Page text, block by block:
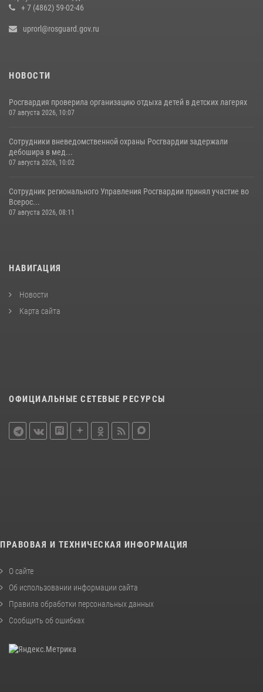
+ 7 (4862) 59-02-46
uprorl@rosguard.gov.ru
НОВОСТИ
Росгвардия проверила организацию отдыха детей в детских лагерях
07 августа 2026, 10:07
Сотрудники вневедомственной охраны Росгвардии задержали
дебошира в мед...
07 августа 2026, 10:02
Сотрудник регионального Управления Росгвардии принял участие во
Всерос...
07 августа 2026, 08:11
НАВИГАЦИЯ
Новости
Карта сайта
ОФИЦИАЛЬНЫЕ СЕТЕВЫЕ РЕСУРСЫ
ПРАВОВАЯ И ТЕХНИЧЕСКАЯ ИНФОРМАЦИЯ
О сайте
Об использовании информации сайта
Правила обработки персональных данных
Сообщить об ошибках